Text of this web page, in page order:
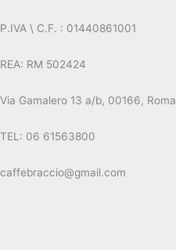
P.IVA \ C.F. : 01440861001
REA: RM 502424
Via Gamalero 13 a/b, 00166, Roma
TEL: 06 61563800
caffebraccio@gmail.com